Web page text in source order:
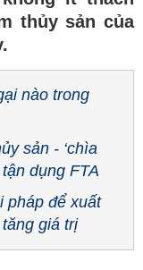
thủy sản của
nào trong
sản - ‘chìa
tận dụng FTA
pháp để xuất
giá trị